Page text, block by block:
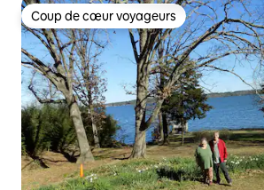
Coup de cœur voyageurs
Coup de cœur voyageurs